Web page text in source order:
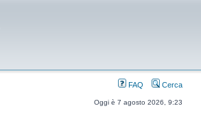
FAQ Cerca
Oggi è 7 agosto 2026, 9:23